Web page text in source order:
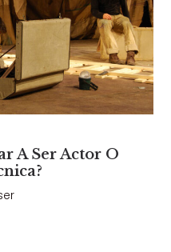
A Ser Actor O